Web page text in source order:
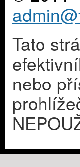
Tato
nebo